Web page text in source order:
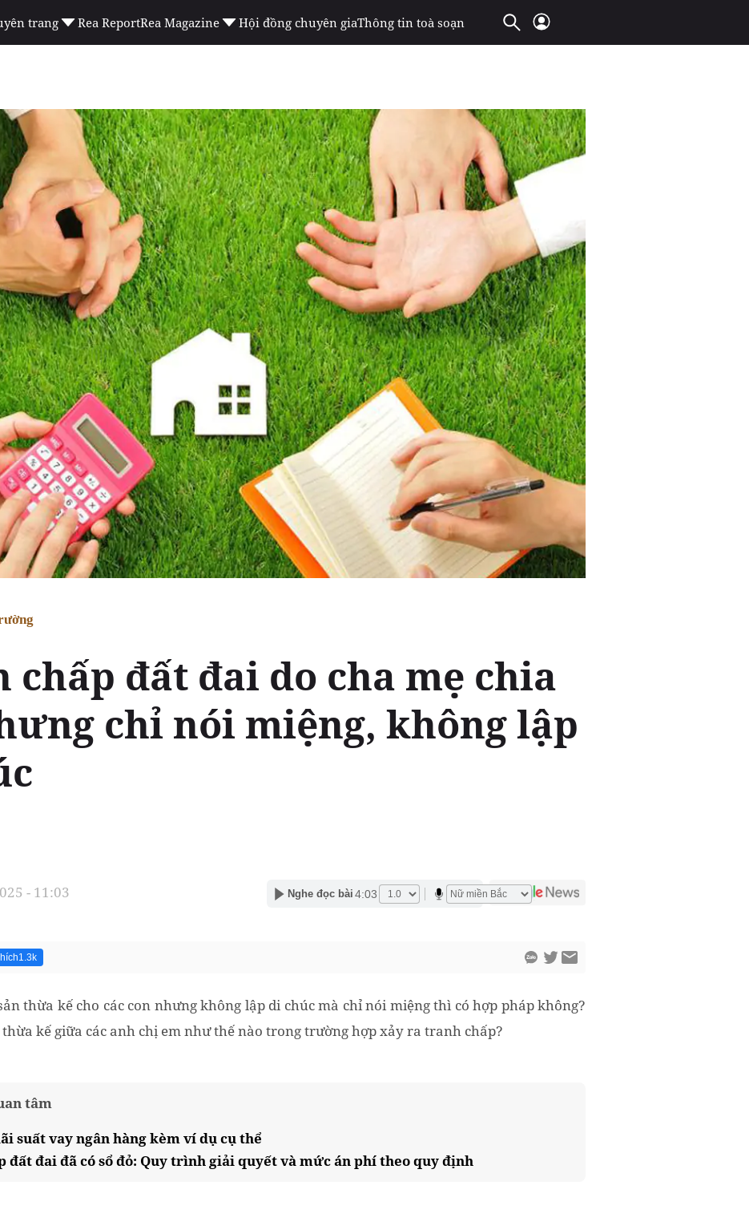
trang Rea ReportRea Magazine Hội đồng chuyên giaThông tin toà soạn
chấp đất đai do cha mẹ chia
chỉ nói miệng, không lập
- 11:03 Nghe đọc bài 4:03
1.3k
thừa kế cho các con nhưng không lập di chúc mà chỉ nói miệng thì có hợp pháp không?
kế giữa các anh chị em như thế nào trong trường hợp xảy ra tranh chấp?
tâm
suất vay ngân hàng kèm ví dụ cụ thể
đất đai đã có sổ đỏ: Quy trình giải quyết và mức án phí theo quy định